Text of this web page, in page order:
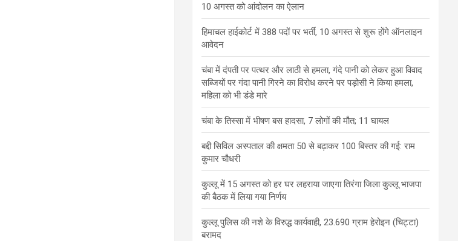
10 अगस्त को आंदोलन का ऐलान
हिमाचल हाईकोर्ट में 388 पदों पर भर्ती, 10 अगस्त से शुरू होंगे ऑनलाइन
आवेदन
चंबा में दंपती पर पत्थर और लाठी से हमला, गंदे पानी को लेकर हुआ विवाद
सब्जियों पर गंदा पानी गिरने का विरोध करने पर पड़ोसी ने किया हमला,
महिला को भी डंडे मारे
चंबा के तिस्सा में भीषण बस हादसा, 7 लोगों की मौत; 11 घायल
बद्दी सिविल अस्पताल की क्षमता 50 से बढ़ाकर 100 बिस्तर की गई: राम
कुमार चौधरी
कुल्लू में 15 अगस्त को हर घर लहराया जाएगा तिरंगा जिला कुल्लू भाजपा
की बैठक में लिया गया निर्णय
कुल्लू पुलिस की नशे के विरुद्ध कार्यवाही, 23.690 ग्राम हेरोइन (चिट्टा)
बरामद